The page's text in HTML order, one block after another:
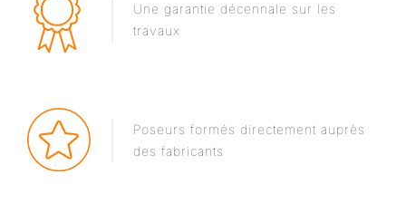
Poseurs formés directement auprès
des fabricants
Une garantie décennale sur les
travaux